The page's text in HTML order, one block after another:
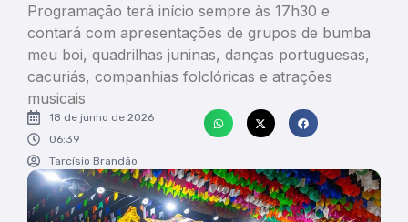
Programação terá início sempre às 17h30 e
contará com apresentações de grupos de bumba
meu boi, quadrilhas juninas, danças portuguesas,
cacuriás, companhias folclóricas e atrações
musicais
18 de junho de 2026
06:39
Tarcísio Brandão